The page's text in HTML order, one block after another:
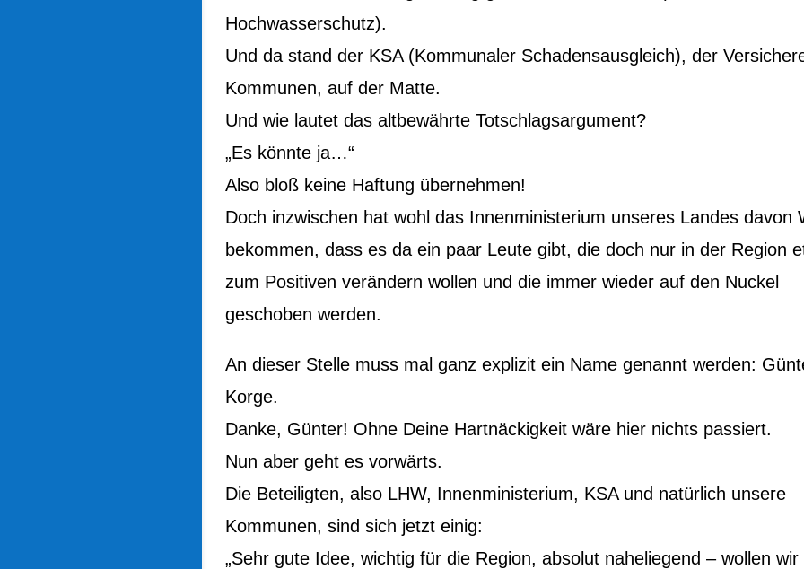
Hochwasserschutz).
Und da stand der KSA (Kommunaler Schadensausgleich), der
Kommunen, auf der Matte.
Und wie lautet das altbewährte Totschlagsargument?
„Es könnte ja…“
Also bloß keine Haftung übernehmen!
Doch inzwischen hat wohl das Innenministerium unseres Landes davon
bekommen, dass es da ein paar Leute gibt, die doch nur in der Region
zum Positiven verändern wollen und die immer wieder auf den Nuckel
geschoben werden.
An dieser Stelle muss mal ganz explizit ein Name genannt werden:
Korge.
Danke, Günter! Ohne Deine Hartnäckigkeit wäre hier nichts passiert.
Nun aber geht es vorwärts.
Die Beteiligten, also LHW, Innenministerium, KSA und natürlich unsere
Kommunen, sind sich jetzt einig:
„Sehr gute Idee, wichtig für die Region, absolut naheliegend – wollen wir